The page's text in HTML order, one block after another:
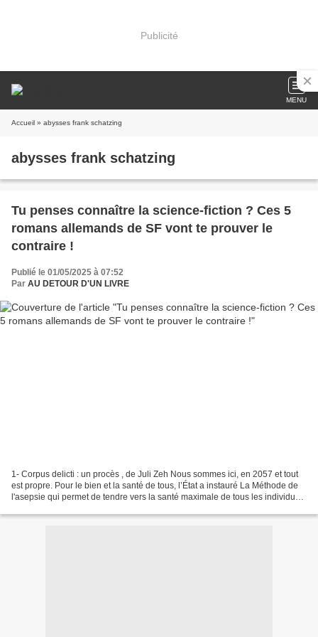
Publicité
MENU
Accueil » abysses frank schatzing
abysses frank schatzing
Tu penses connaître la science-fiction ? Ces 5
romans allemands de SF vont te prouver le
contraire !
Publié le 01/05/2025 à 07:52
Par AU DETOUR D'UN LIVRE
1- Corpus delicti : un procès , de Juli Zeh Nous sommes ici, en 2057 et tout
est propre. Pour le bien et la santé de tous, l’État a instauré La Méthode de
l'asepsie qui permet de tendre vers la santé maximale de tous les individus.